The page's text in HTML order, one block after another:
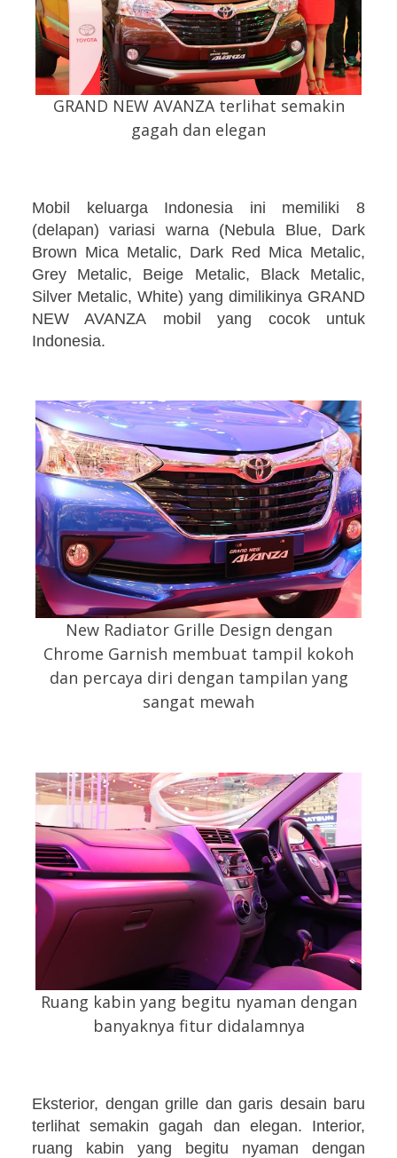
GRAND NEW AVANZA terlihat semakin
gagah dan elegan
Mobil keluarga Indonesia ini memiliki 8
(delapan) variasi warna (Nebula Blue, Dark
Brown Mica Metalic, Dark Red Mica Metalic,
Grey Metalic, Beige Metalic, Black Metalic,
Silver Metalic, White) yang dimilikinya GRAND
NEW AVANZA mobil yang cocok untuk
Indonesia.
New Radiator Grille Design dengan
Chrome Garnish membuat tampil kokoh
dan percaya diri dengan tampilan yang
sangat mewah
Ruang kabin yang begitu nyaman dengan
banyaknya fitur didalamnya
Eksterior, dengan grille dan garis desain baru
terlihat semakin gagah dan elegan. Interior,
ruang kabin yang begitu nyaman dengan